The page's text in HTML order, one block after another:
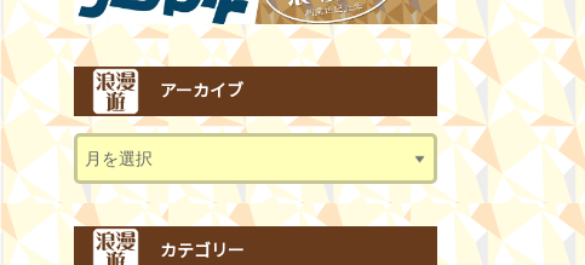
アーカイブ
カテゴリー